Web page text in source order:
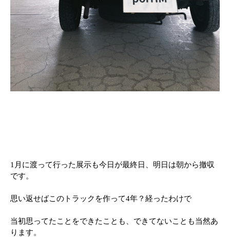
1月に渡って行った展示も今日が最終日、明日は朝から撤収
です。
思い返せばこのトラックを作って4年？経ったわけで
当初思ってたことをできたことも、できてないことも当然あ
ります。